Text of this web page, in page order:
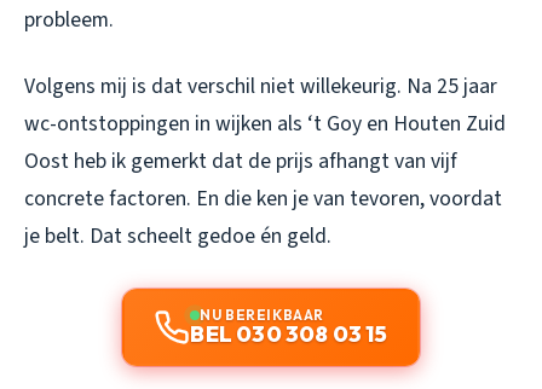
probleem.
Volgens mij is dat verschil niet willekeurig. Na 25 jaar
wc-ontstoppingen in wijken als ‘t Goy en Houten Zuid
Oost heb ik gemerkt dat de prijs afhangt van vijf
concrete factoren. En die ken je van tevoren, voordat
je belt. Dat scheelt gedoe én geld.
NU BEREIKBAAR
BEL 030 308 03 15